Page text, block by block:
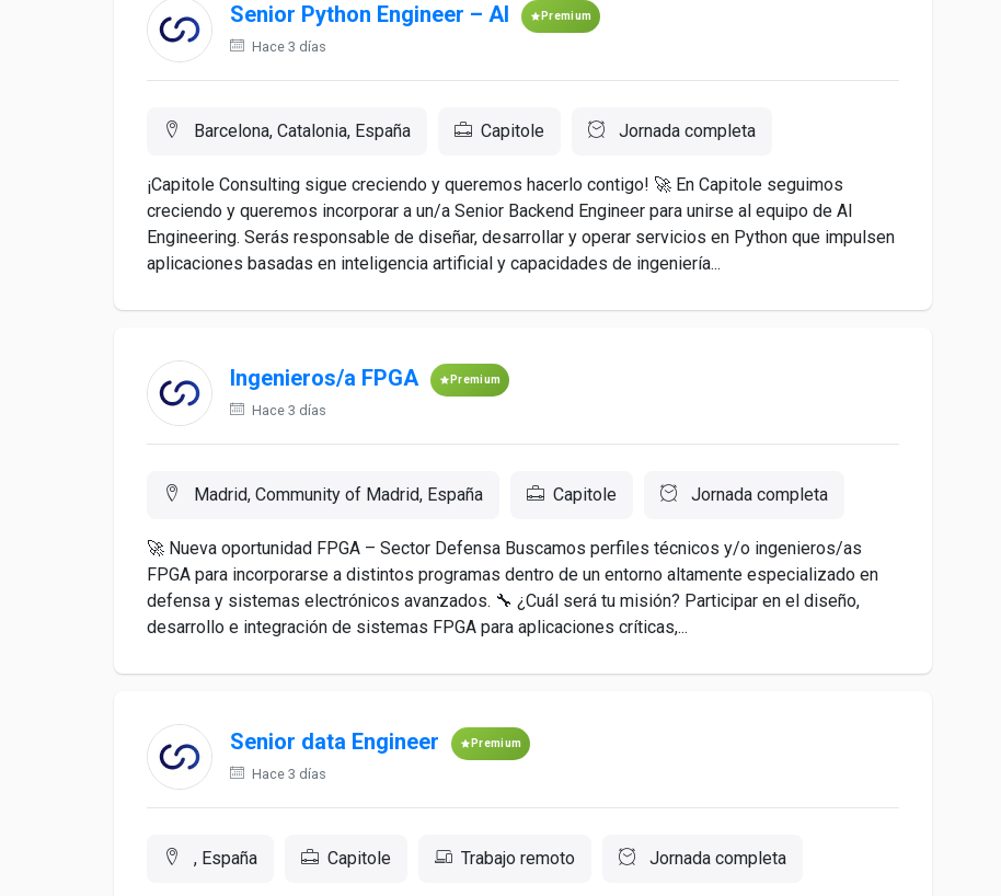
Senior Python Engineer – AI Premium
Hace 3 días
Barcelona, Catalonia, España Capitole Jornada completa
¡Capitole Consulting sigue creciendo y queremos hacerlo contigo! 🚀 En Capitole seguimos
creciendo y queremos incorporar a un/a Senior Backend Engineer para unirse al equipo de AI
Engineering. Serás responsable de diseñar, desarrollar y operar servicios en Python que impulsen
aplicaciones basadas en inteligencia artificial y capacidades de ingeniería...
Ingenieros/a FPGA Premium
Hace 3 días
Madrid, Community of Madrid, España Capitole Jornada completa
🚀 Nueva oportunidad FPGA – Sector Defensa Buscamos perfiles técnicos y/o ingenieros/as
FPGA para incorporarse a distintos programas dentro de un entorno altamente especializado en
defensa y sistemas electrónicos avanzados. 🔧 ¿Cuál será tu misión? Participar en el diseño,
desarrollo e integración de sistemas FPGA para aplicaciones críticas,...
Senior data Engineer Premium
Hace 3 días
, España Capitole Trabajo remoto Jornada completa